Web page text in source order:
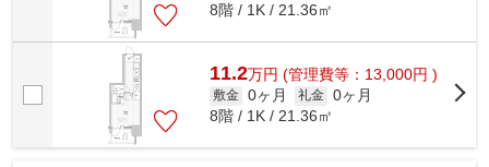
8階 / 1K / 21.36㎡
11.2万円 (管理費等：13,000円 )
敷金 0ヶ月 礼金 0ヶ月
8階 / 1K / 21.36㎡